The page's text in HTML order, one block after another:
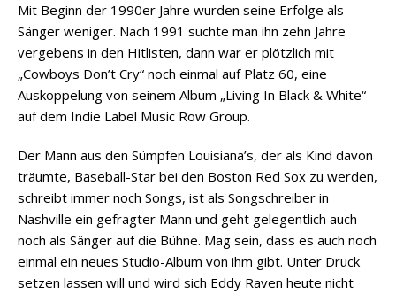
Mit Beginn der 1990er Jahre wurden seine Erfolge als
Sänger weniger. Nach 1991 suchte man ihn zehn Jahre
vergebens in den Hitlisten, dann war er plötzlich mit
„Cowboys Don’t Cry“ noch einmal auf Platz 60, eine
Auskoppelung von seinem Album „Living In Black & White“
auf dem Indie Label Music Row Group.
Der Mann aus den Sümpfen Louisiana’s, der als Kind davon
träumte, Baseball-Star bei den Boston Red Sox zu werden,
schreibt immer noch Songs, ist als Songschreiber in
Nashville ein gefragter Mann und geht gelegentlich auch
noch als Sänger auf die Bühne. Mag sein, dass es auch noch
einmal ein neues Studio-Album von ihm gibt. Unter Druck
setzen lassen will und wird sich Eddy Raven heute nicht